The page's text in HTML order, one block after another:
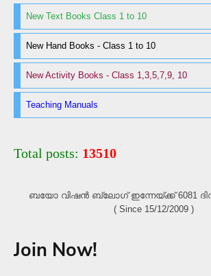
New Text Books Class 1 to 10
New Hand Books - Class 1 to 10
New Activity Books - Class 1,3,5,7,9, 10
Teaching Manuals
Total posts: 13510
ബയോ വിഷൻ ബ്ലോഗ്‌ ഇന്നേയ്ക്ക് 6081
( Since 15/12/2009 )
Join Now!